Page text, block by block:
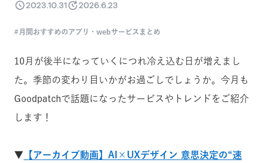
2023.10.31 2026.6.23
月間おすすめのアプリ・webサービスまとめ
10月が後半になっていくにつれ冷え込む日が増えまし
た。季節の変わり目いかがお過ごしでしょうか。今月も
Goodpatchで話題になったサービスやトレンドをご紹介
します！
▼ 【アーカイブ動画】AI×UXデザイン 意思決定の“速